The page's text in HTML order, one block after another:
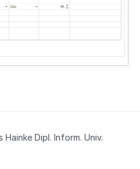
Dipl. Inform. Univ.